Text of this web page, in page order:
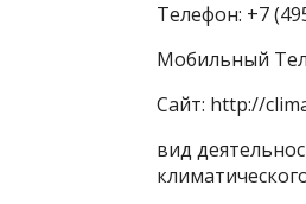
Телефон: +7
Мобильный
Сайт: http://
вид